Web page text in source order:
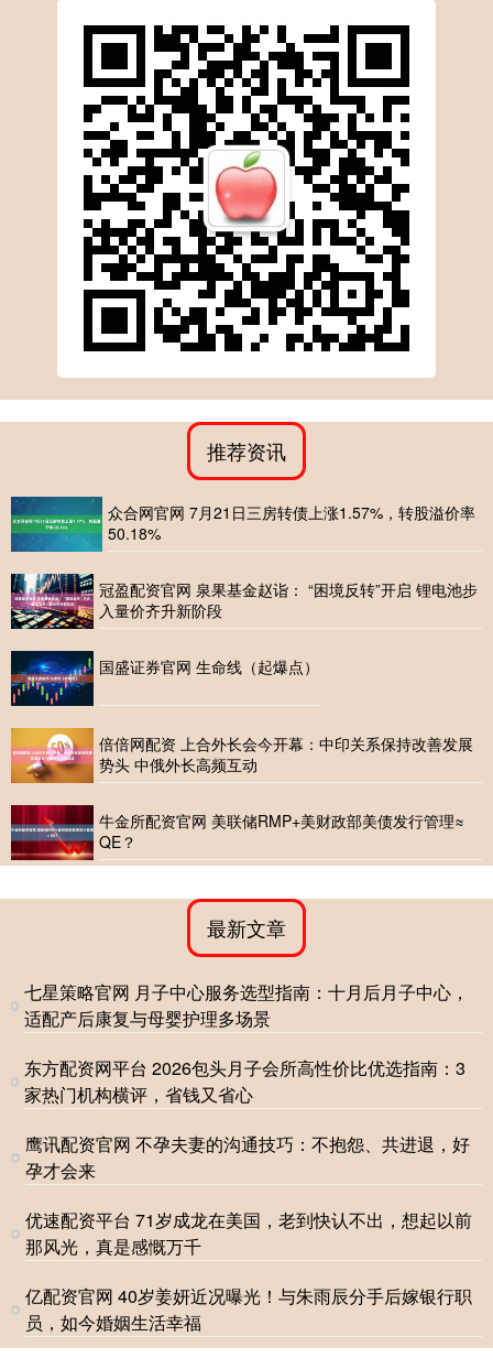
推荐资讯
众合网官网 7月21日三房转债上涨1.57%，转股溢价率
50.18%
冠盈配资官网 泉果基金赵诣： “困境反转”开启 锂电池步
入量价齐升新阶段
国盛证券官网 生命线（起爆点）
倍倍网配资 上合外长会今开幕：中印关系保持改善发展
势头 中俄外长高频互动
牛金所配资官网 美联储RMP+美财政部美债发行管理≈
QE？
最新文章
七星策略官网 月子中心服务选型指南：十月后月子中心，
适配产后康复与母婴护理多场景
东方配资网平台 2026包头月子会所高性价比优选指南：3
家热门机构横评，省钱又省心
鹰讯配资官网 不孕夫妻的沟通技巧：不抱怨、共进退，好
孕才会来
优速配资平台 71岁成龙在美国，老到快认不出，想起以前
那风光，真是感慨万千
亿配资官网 40岁姜妍近况曝光！与朱雨辰分手后嫁银行职
员，如今婚姻生活幸福